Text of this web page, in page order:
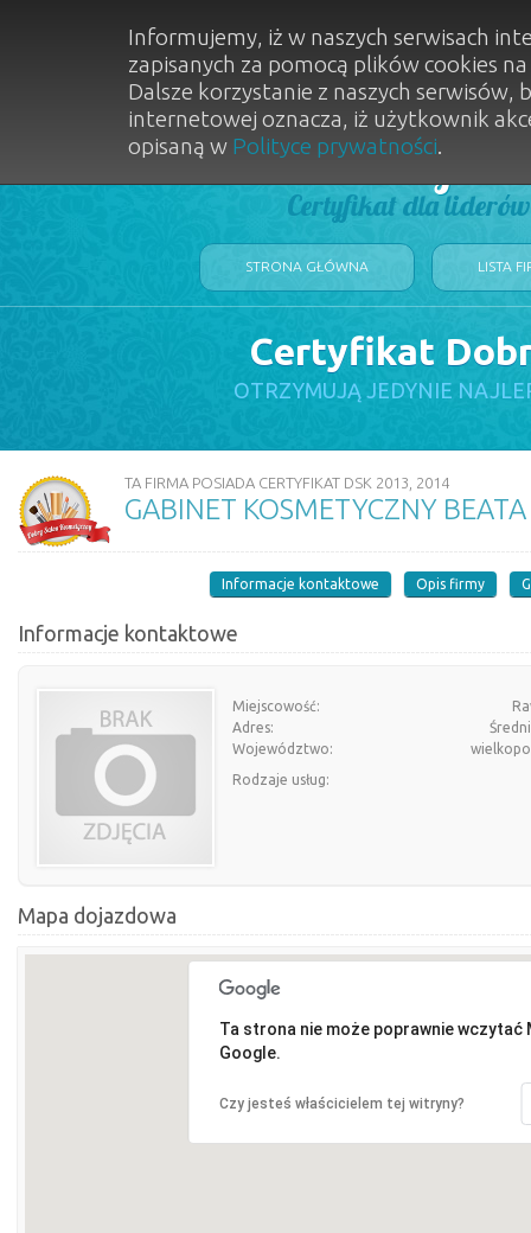
Dobry
Certyfikat dla
STRONA GŁÓWNA LISTA
Certyfikat
OTRZYMUJĄ JEDYNIE
TA FIRMA POSIADA CERTYFIKAT DSK 2013, 2014
GABINET KOSMETYCZNY
Informacje kontaktowe Opis firmy
Informacje kontaktowe
Miejscowość:
Adres:
Województwo:
Rodzaje usług:
Mapa dojazdowa
Ta strona nie może poprawnie wczytać
Google.
Czy jesteś właścicielem tej witryny?
Informujemy, iż w naszych serwisach
zapisanych za pomocą plików cookies
Dalsze korzystanie z naszych
internetowej oznacza, iż użytkownik
opisaną w Polityce prywatności.